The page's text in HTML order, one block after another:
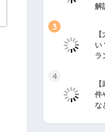
解
3
い
ラ
4
件
な